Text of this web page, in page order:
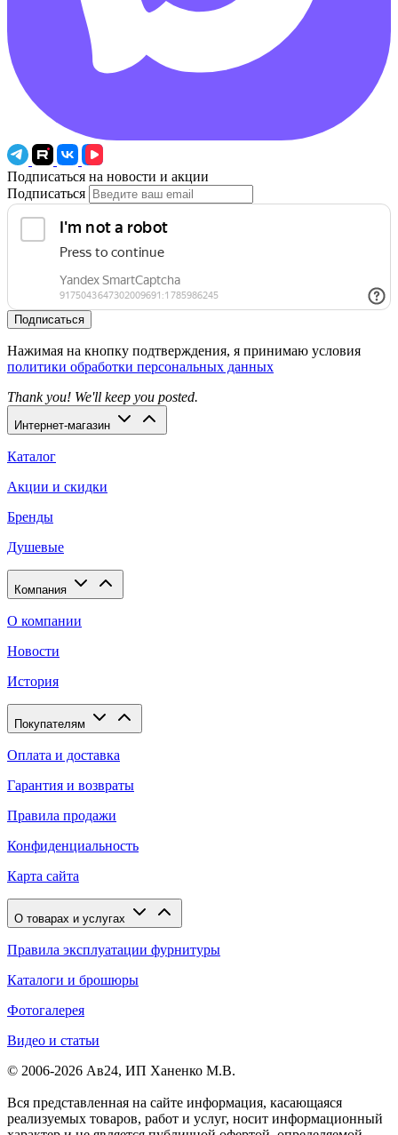
Подписаться на новости и акции
Подписаться
Подписаться
Нажимая на кнопку подтверждения, я принимаю условия
политики обработки персональных данных
Thank you! We'll keep you posted.
Интернет-магазин
Каталог
Акции и скидки
Бренды
Душевые
Компания
О компании
Новости
История
Покупателям
Оплата и доставка
Гарантия и возвраты
Правила продажи
Конфиденциальность
Карта сайта
О товарах и услугах
Правила эксплуатации фурнитуры
Каталоги и брошюры
Фотогалерея
Видео и статьи
© 2006-2026 Ав24, ИП Ханенко М.В.
Вся представленная на сайте информация, касающаяся
реализуемых товаров, работ и услуг, носит информационный